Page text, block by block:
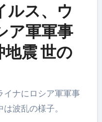
ルス、ウ
ア軍軍事
震 世の
波乱の様子。